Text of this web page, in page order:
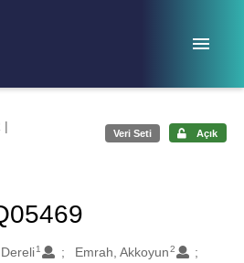
|
Veri Seti Açık
1 Emrah, Akkoyun2